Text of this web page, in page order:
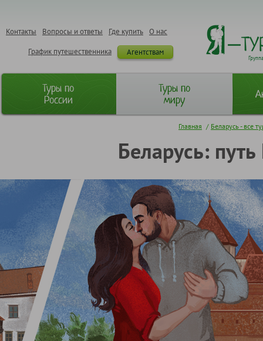
О нас
Где купить
Вопросы и ответы
Контакты
Агентствам
График путешественника
Туры по
России
Туры по
миру
Главная / Беларусь - все
Беларусь: